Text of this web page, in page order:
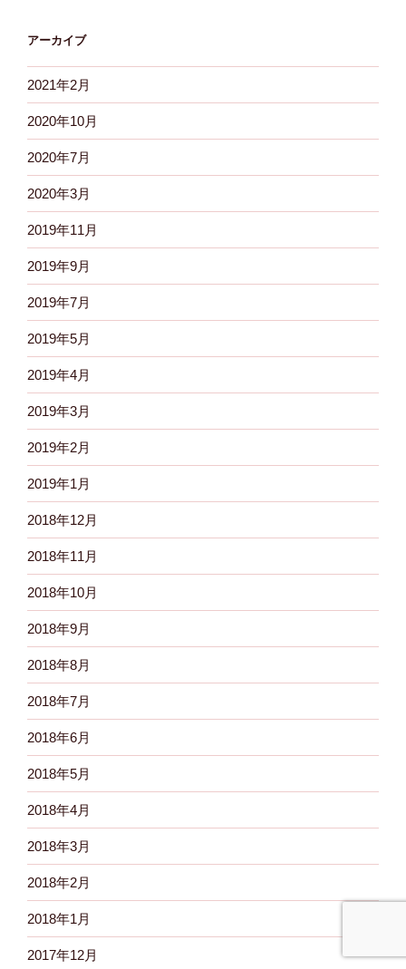
アーカイブ
2021年2月
2020年10月
2020年7月
2020年3月
2019年11月
2019年9月
2019年7月
2019年5月
2019年4月
2019年3月
2019年2月
2019年1月
2018年12月
2018年11月
2018年10月
2018年9月
2018年8月
2018年7月
2018年6月
2018年5月
2018年4月
2018年3月
2018年2月
2018年1月
2017年12月